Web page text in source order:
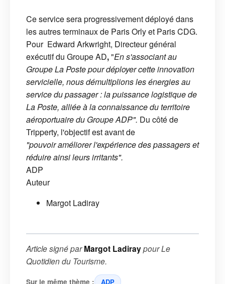
Ce service sera progressivement déployé dans
les autres terminaux de Paris Orly et Paris CDG.
Pour Edward Arkwright, Directeur général
exécutif du Groupe AD,"En s'associant au
Groupe La Poste pour déployer cette innovation
servicielle, nous démultiplions les énergies au
service du passager : la puissance logistique de
La Poste, alliée à la connaissance du territoire
aéroportuaire du Groupe ADP". Du côté de
Tripperty, l'objectif est avant de
"pouvoir améliorer l'expérience des passagers et
réduire ainsi leurs irritants".
ADP
Auteur
Margot Ladiray
Article signé parMargot LadiraypourLe
Quotidien du Tourisme.
Sur le même thème : ADP